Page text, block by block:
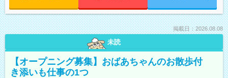
掲載日：2026.08.08
未読
【オープニング募集】おばあちゃんのお散歩付
き添いも仕事の1つ